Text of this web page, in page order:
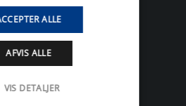
ALLE
AFVIS ALLE
VIS DETALJER